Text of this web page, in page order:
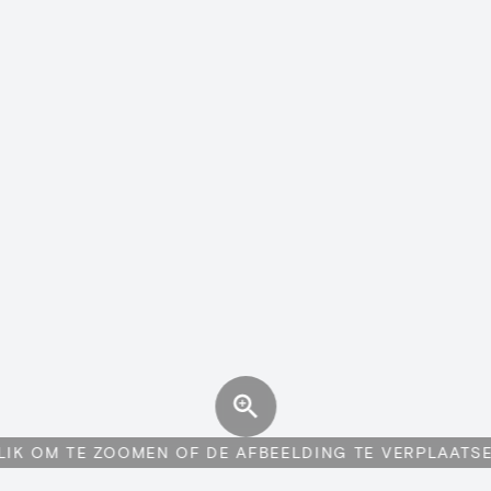
OM TE ZOOMEN OF DE AFBEELDING TE